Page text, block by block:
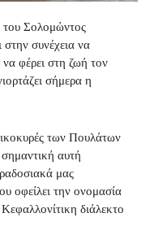
Σολομώντος
συνέχεια να
φέρει στη ζωή τον
σήμερα η
των Πουλάτων
αυτή
μας
οφείλει την ονομασία
διάλεκτο